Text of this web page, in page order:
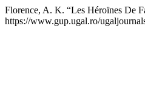
Florence, A. K. “Les Héroïnes De
https://www.gup.ugal.ro/